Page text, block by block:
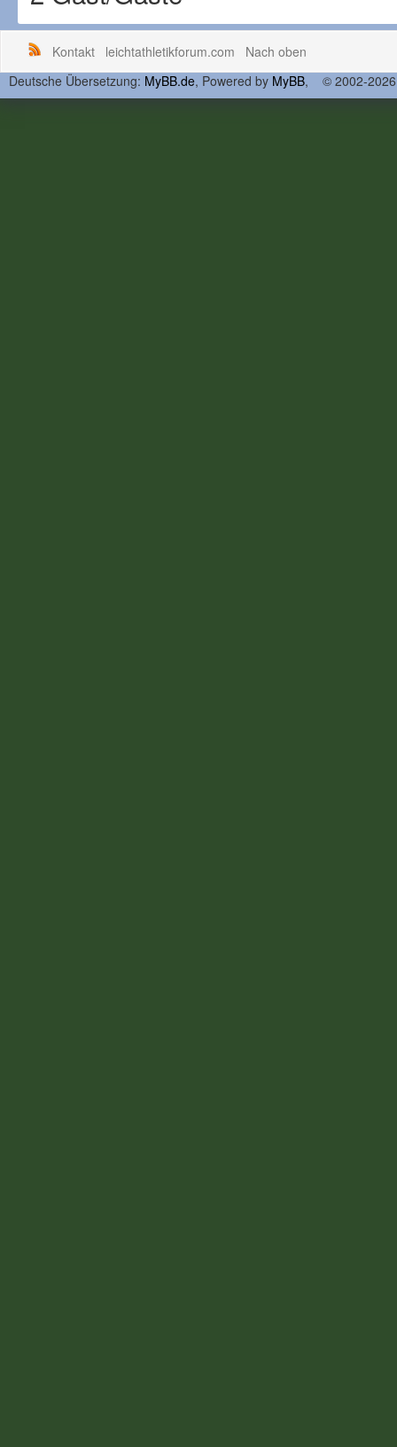
Kontakt leichtathletikforum.com
Nach oben
Deutsche Übersetzung: MyBB.de, Powered by MyBB, © 2002-